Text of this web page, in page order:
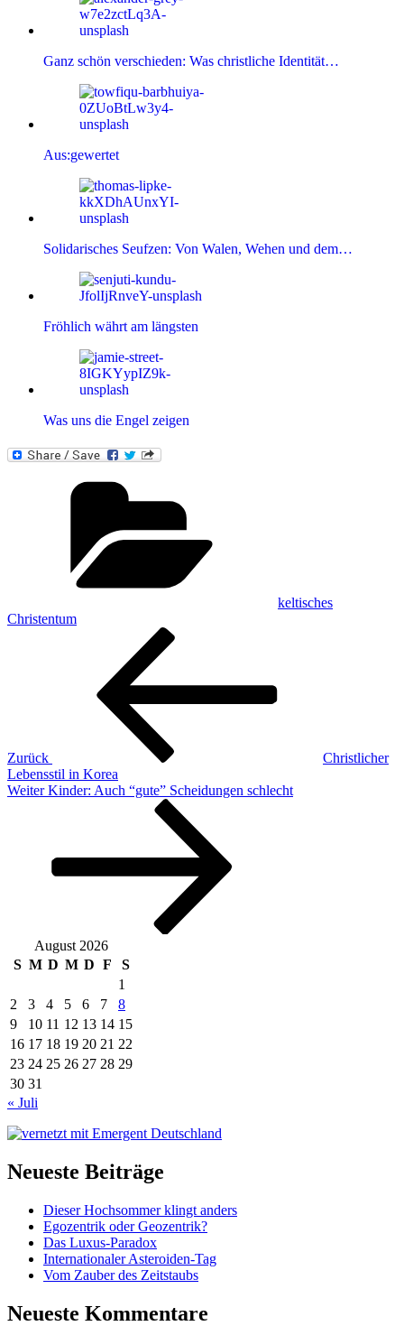
Ganz schön verschieden: Was christliche Identität…
Aus:gewertet
Solidarisches Seufzen: Von Walen, Wehen und dem…
Fröhlich währt am längsten
Was uns die Engel zeigen
keltisches
Christentum
Beitragsnavigation
Zurück
Christlicher
Lebensstil in Korea
Nächster
Weiter Kinder: Auch “gute” Scheidungen schlecht
August 2026
S M D M D F
S
1
2
3 4 5 6 7
8
9
10 11 12 13 14 15
16 17 18 19 20 21 22
23 24 25 26 27 28 29
30 31
« Juli
Neueste Beiträge
Dieser Hochsommer klingt anders
Egozentrik oder Geozentrik?
Das Luxus-Paradox
Internationaler Asteroiden-Tag
Vom Zauber des Zeitstaubs
Neueste Kommentare